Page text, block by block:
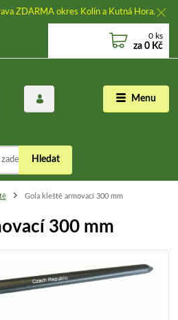
ZDARMA okres Kolín a Kutná Hora.
Menu
Hledat
0 ks
za 0 Kč
Gola kleště armovací 300 mm
300 mm